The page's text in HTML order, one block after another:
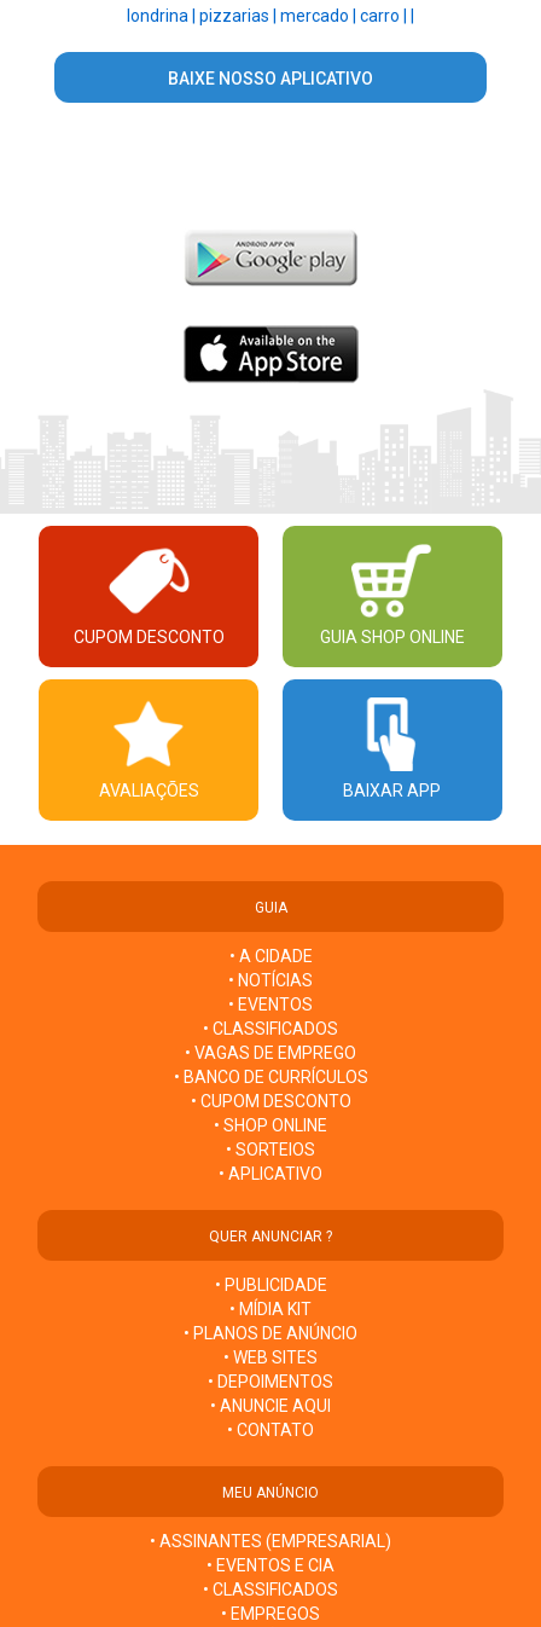
londrina | pizzarias | mercado | carro | |
BAIXE NOSSO APLICATIVO
CUPOM DESCONTO GUIA SHOP ONLINE
AVALIAÇÕES BAIXAR APP
GUIA
• A CIDADE
• NOTÍCIAS
• EVENTOS
• CLASSIFICADOS
• VAGAS DE EMPREGO
• BANCO DE CURRÍCULOS
• CUPOM DESCONTO
• SHOP ONLINE
• SORTEIOS
• APLICATIVO
QUER ANUNCIAR ?
• PUBLICIDADE
• MÍDIA KIT
• PLANOS DE ANÚNCIO
• WEB SITES
• DEPOIMENTOS
• ANUNCIE AQUI
• CONTATO
MEU ANÚNCIO
• ASSINANTES (EMPRESARIAL)
• EVENTOS E CIA
• CLASSIFICADOS
• EMPREGOS